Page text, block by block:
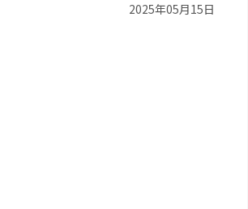
2025年05月15日